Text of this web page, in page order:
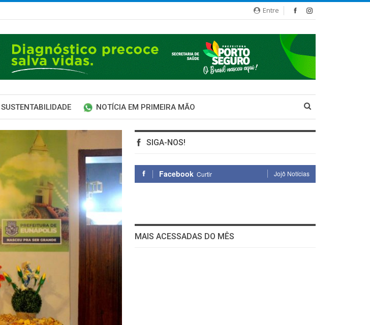
Entre
SUSTENTABILIDADE NOTÍCIA EM PRIMEIRA MÃO
SIGA-NOS!
Facebook Curtir Jojô Notícias
MAIS ACESSADAS DO MÊS